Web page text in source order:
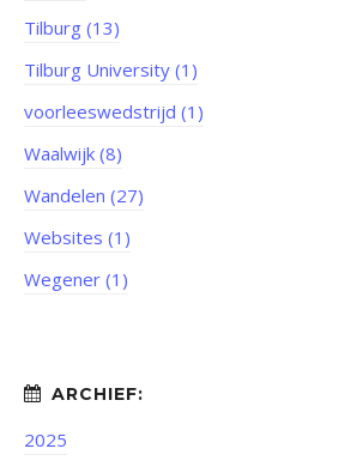
Tilburg (13)
Tilburg University (1)
voorleeswedstrijd (1)
Waalwijk (8)
Wandelen (27)
Websites (1)
Wegener (1)
2025